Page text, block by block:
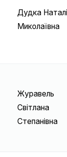
Дудка
Миколаївна
Журавель
Світлана
Степанівна